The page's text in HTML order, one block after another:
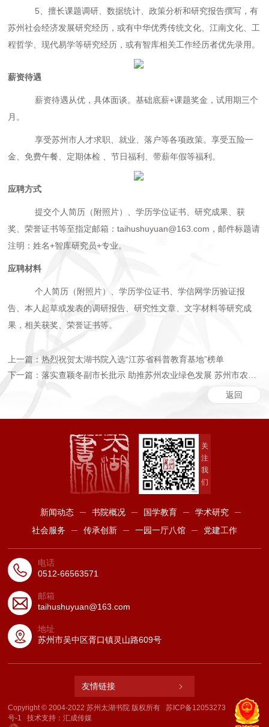
5、擅长课题调研、数据统计、政策分析和研究报告撰写，有
苏州社会经济发展研究经历，或有中华优秀传统文化、江南文化、 工
程哲学、现代易学等研究经历，或有智库相关工作经历者优先录用。
薪资待遇
薪资待遇从优，具体面谈。基础底薪+课题奖金，试用期三个
月。
享受苏州市人才求职、就业、落户等各项政策。享受五险一
金、免费午餐、定期体检
、节日福利、带薪年假等福利。
应聘方式
提交个人简历（附照片）、学历学位证书、研究成果、获
奖、荣誉证书等至指定邮箱：taihushuyuan@163.com，邮件标题请
注明：姓名+智库研究员+专业。
应聘材料
个人简历（附照片）、学历学位证书、学信网学历验证报
告、本人起草或发表的调研报告、研究性文章、文字材料等研究成
果，相关获奖、荣誉证书等。
上一篇：热烈祝贺太湖书院入选“江苏省科普教育基地”榜单
返回
关
注
我
们
新闻动态 书院概况 国学教育
学术研究
社会服务
传承创新 一园一厅八馆 党建工作
电话
0512-66563571
邮箱
taihushuyuan@163.com
地址
苏州市吴中区胥口镇灵山路609号
友情链接
Copyright © 2004-2022 苏州太湖书院 版权所有苏ICP备12053273
号-1
技术支持：汇成传媒